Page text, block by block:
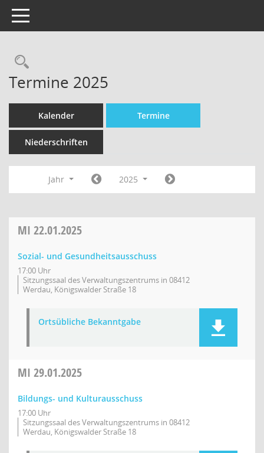
Toggle navigation
Termine 2025
Kalender Termine
Niederschriften
Jahr 2025
MI 22.01.2025
Sozial- und Gesundheitsausschuss
17:00 Uhr
Sitzungssaal des Verwaltungszentrums in 08412
Werdau, Königswalder Straße 18
Ortsübliche Bekanntgabe
MI 29.01.2025
Bildungs- und Kulturausschuss
17:00 Uhr
Sitzungssaal des Verwaltungszentrums in 08412
Werdau, Königswalder Straße 18